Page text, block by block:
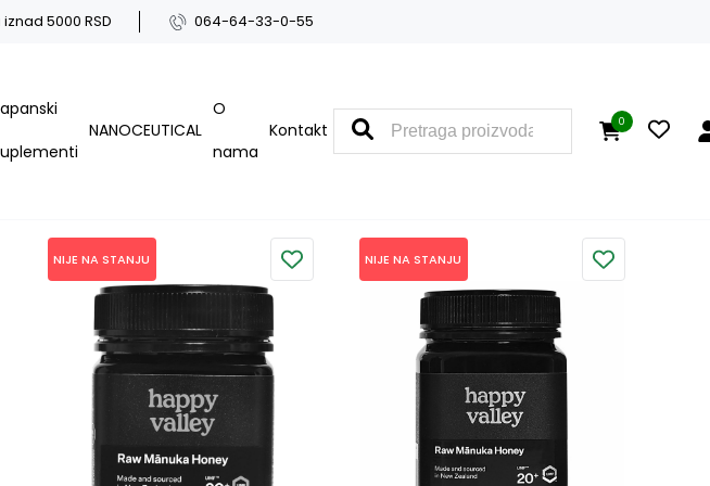
5000 RSD 064-64-33-0-55
0
NANOCEUTICAL
O
nama
Kontakt
NIJE NA STANJU NIJE NA STANJU